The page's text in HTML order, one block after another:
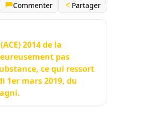
Commenter Partager
2014 de la
pas
ce qui ressort
1er mars 2019, du